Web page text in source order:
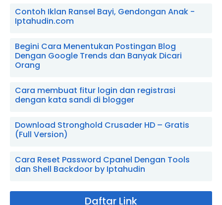
Contoh Iklan Ransel Bayi, Gendongan Anak -
Iptahudin.com
Begini Cara Menentukan Postingan Blog
Dengan Google Trends dan Banyak Dicari
Orang
Cara membuat fitur login dan registrasi
dengan kata sandi di blogger
Download Stronghold Crusader HD – Gratis
(Full Version)
Cara Reset Password Cpanel Dengan Tools
dan Shell Backdoor by Iptahudin
Daftar Link